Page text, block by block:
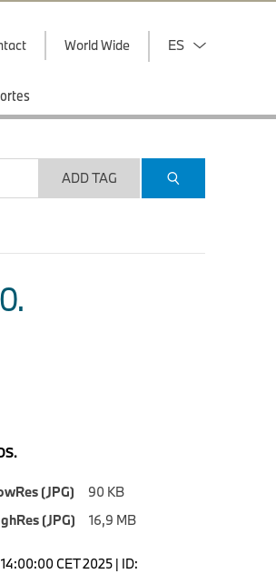
World Wide ES
ADD TAG
(JPG)
90 KB
(JPG)
16,9 MB
CET 2025 | ID: